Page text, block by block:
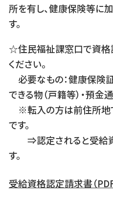
所を有し、健康保険等に
す。
☆住民福祉課窓口で資格
ください。
必要なもの：健康保険
できる物（戸籍等）・預金
※転入の方は前住所地
です。
⇒認定されると受給
す。
受給資格認定請求書（PDF